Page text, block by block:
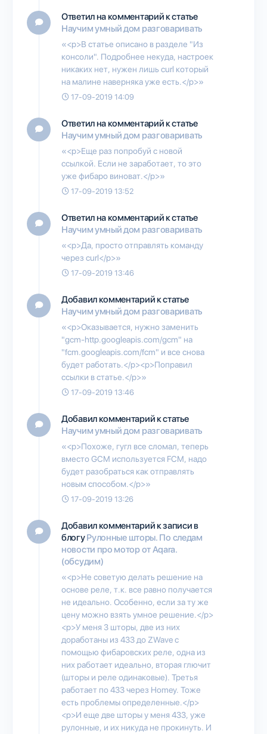
Ответил на комментарий к статье
Научим умный дом разговаривать
«<p>В статье описано в разделе "Из
консоли". Подробнее некуда, настроек
никаких нет, нужен лишь curl который
на малине наверняка уже есть.</p>»
17-09-2019 14:09
Ответил на комментарий к статье
Научим умный дом разговаривать
«<p>Еще раз попробуй с новой
ссылкой. Если не заработает, то это
уже фибаро виноват.</p>»
17-09-2019 13:52
Ответил на комментарий к статье
Научим умный дом разговаривать
«<p>Да, просто отправлять команду
через curl</p>»
17-09-2019 13:46
Добавил комментарий к статье
Научим умный дом разговаривать
«<p>Оказывается, нужно заменить
"gcm-http.googleapis.com/gcm" на
"fcm.googleapis.com/fcm" и все снова
будет работать.</p><p>Поправил
ссылки в статье.</p>»
17-09-2019 13:46
Добавил комментарий к статье
Научим умный дом разговаривать
«<p>Похоже, гугл все сломал, теперь
вместо GCM используется FCM, надо
будет разобраться как отправлять
новым способом.</p>»
17-09-2019 13:26
Добавил комментарий к записи в
блогуРулонные шторы. По следам
новости про мотор от Aqara.
(обсудим)
«<p>Не советую делать решение на
основе реле, т.к. все равно получается
не идеально. Особенно, если за ту же
цену можно взять умное решение.</p>
<p>У меня 3 шторы, две из них
доработаны из 433 до ZWave с
помощью фибаровских реле, одна из
них работает идеально, вторая глючит
(шторы и реле одинаковые). Третья
работает по 433 через Homey. Тоже
есть проблемы определенные.</p>
<p>И еще две шторы у меня 433, уже
рулонные, и их никуда не прокинуть. И